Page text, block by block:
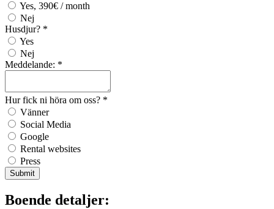
Yes, 390€ / month
Nej
Husdjur? *
Yes
Nej
Meddelande: *
Hur fick ni höra om oss? *
Vänner
Social Media
Google
Rental websites
Press
Submit
Boende detaljer: